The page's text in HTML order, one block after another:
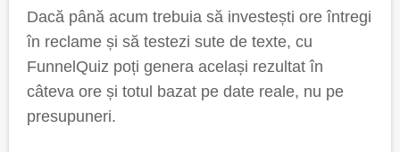
Dacă până acum trebuia să investești ore întregi
în reclame și să testezi sute de texte, cu
FunnelQuiz poți genera același rezultat în
câteva ore și totul bazat pe date reale, nu pe
presupuneri.